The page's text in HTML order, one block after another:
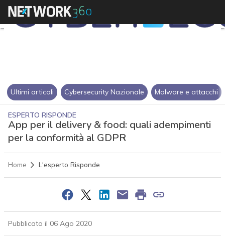
Ultimi articoli Cybersecurity Nazionale Malware e attacchi
ESPERTO RISPONDE
App per il delivery & food: quali adempimenti
per la conformità al GDPR
Home L'esperto Risponde
Pubblicato il 06 Ago 2020